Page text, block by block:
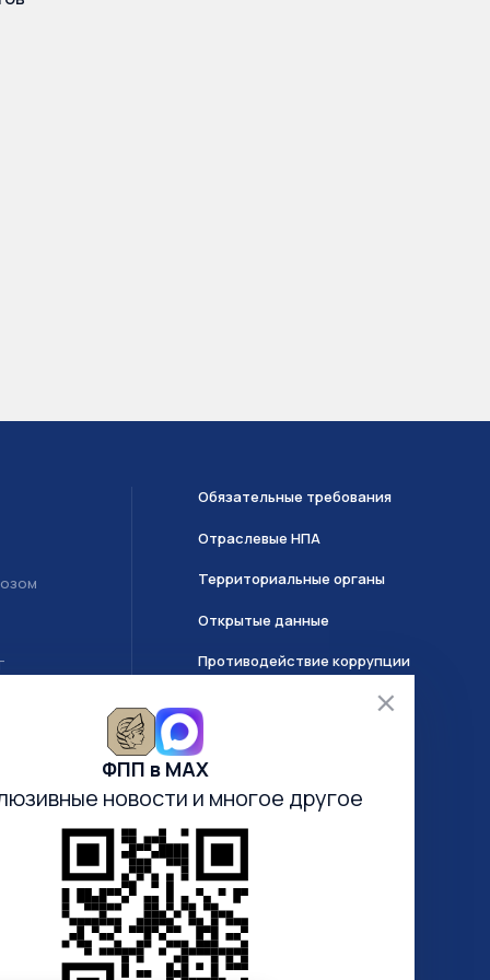
Обязательные требования
Отраслевые НПА
Территориальные органы
Открытые данные
Противодействие коррупции
О системе ГИИС ДМДК
Анкетирование
Электронная очередь
ФПП в МАХ
новости и многое другое